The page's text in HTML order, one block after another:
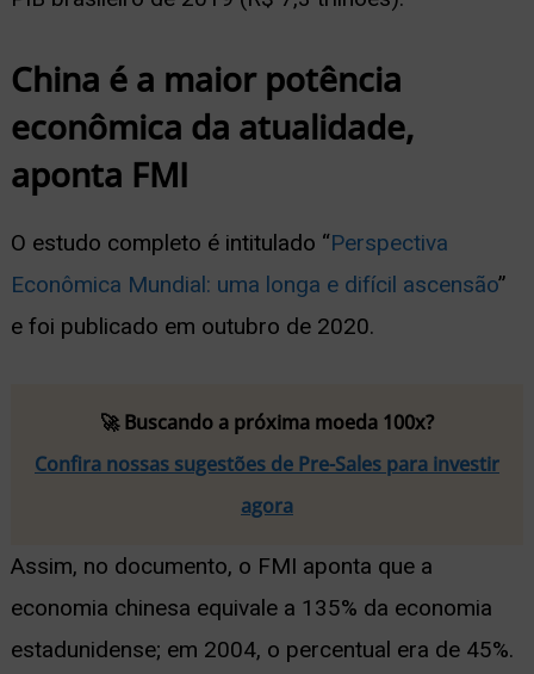
China é a maior potência
econômica da atualidade,
aponta FMI
O estudo completo é intitulado “Perspectiva
Econômica Mundial: uma longa e difícil ascensão”
e foi publicado em outubro de 2020.
🚀 Buscando a próxima moeda 100x?
Confira nossas sugestões de Pre-Sales para investir
agora
Assim, no documento, o FMI aponta que a
economia chinesa equivale a 135% da economia
estadunidense; em 2004, o percentual era de 45%.